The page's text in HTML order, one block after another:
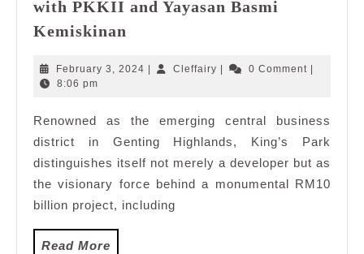
with PKKII and Yayasan Basmi
Kemiskinan
Gives
Celebrate
Festive
Joy
As
They
February 3, 2024 February
| Cleffairy Cleffairy
| 0 Comment |
8:06 pm
Renowned as the emerging central business
district in Genting Highlands, King’s Park
distinguishes itself not merely a developer but as
the visionary force behind a monumental RM10
billion project, including
Read More